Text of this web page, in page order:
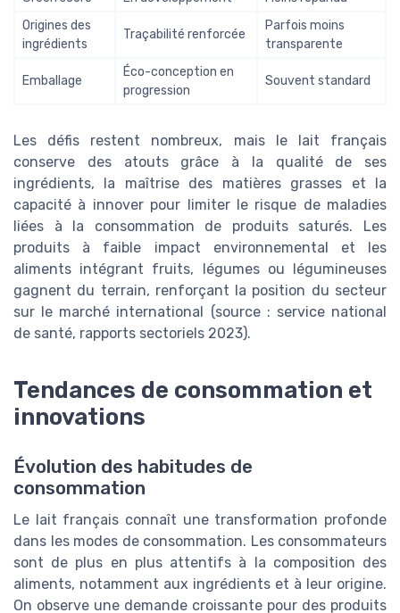
Origines des
ingrédients
Traçabilité renforcée
Parfois moins
transparente
Emballage
Éco-conception en
progression
Souvent standard
Les défis restent nombreux, mais le lait français
conserve des atouts grâce à la qualité de ses
ingrédients, la maîtrise des matières grasses et la
capacité à innover pour limiter le risque de maladies
liées à la consommation de produits saturés. Les
produits à faible impact environnemental et les
aliments intégrant fruits, légumes ou légumineuses
gagnent du terrain, renforçant la position du secteur
sur le marché international (source : service national
de santé, rapports sectoriels 2023).
Tendances de consommation et
innovations
Évolution des habitudes de
consommation
Le lait français connaît une transformation profonde
dans les modes de consommation. Les consommateurs
sont de plus en plus attentifs à la composition des
aliments, notamment aux ingrédients et à leur origine.
On observe une demande croissante pour des produits